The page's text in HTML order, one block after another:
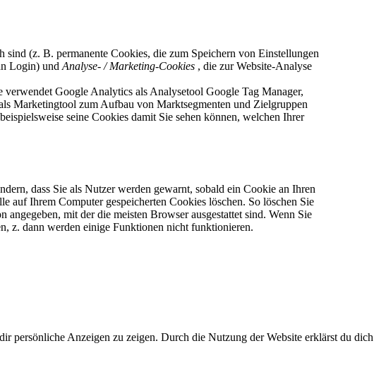
(z. B. permanente Cookies, die zum Speichern von Einstellungen
Login) und Analyse- / Marketing-Cookies , die zur Website-Analyse
Google Analytics als Analysetool Google Tag Manager,
Marketingtool zum Aufbau von Marktsegmenten und Zielgruppen
seine Cookies damit Sie sehen können, welchen Ihrer
dass Sie als Nutzer werden gewarnt, sobald ein Cookie an Ihren
auf Ihrem Computer gespeicherten Cookies löschen. So löschen Sie
mit der die meisten Browser ausgestattet sind. Wenn Sie
z. dann werden einige Funktionen nicht funktionieren.
persönliche Anzeigen zu zeigen. Durch die Nutzung der Website erklärst du dich